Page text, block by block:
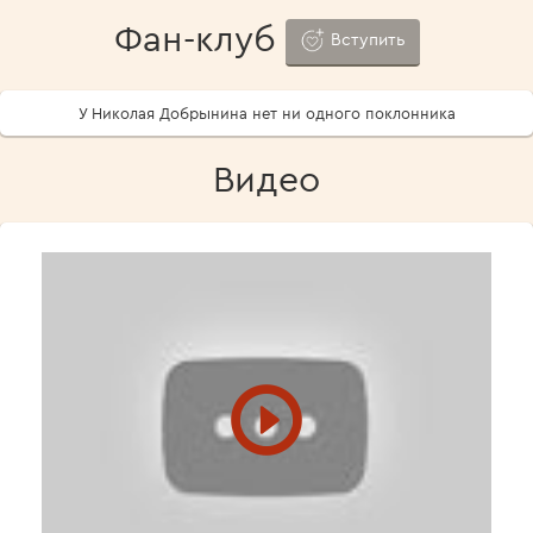
Фан-клуб Вступить
У Николая Добрынина нет ни одного поклонника
Видео